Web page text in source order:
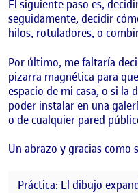
El siguiente paso es,
seguidamente, decidir
hilos, rotuladores, o
Por último, me faltaría
pizarra magnética para
espacio de mi casa, o si la
poder instalar en una
o de cualquier pared
Un abrazo y gracias como
Práctica: El dibujo